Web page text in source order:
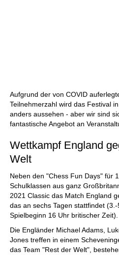
Aufgrund der von COVID
Teilnehmerzahl wird das Festival
anders aussehen - aber wir sind
fantastische Angebot an
Wettkampf England
Welt
Neben den "Chess Fun Days" für
Schulklassen aus ganz
2021 Classic das Match England
das an sechs Tagen stattfindet
Spielbeginn 16 Uhr britischer Zeit).
Die Engländer Michael Adams,
Jones treffen in einem
das Team "Rest der Welt",